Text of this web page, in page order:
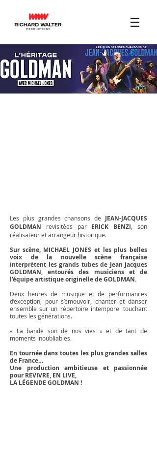
Les plus grandes chansons de JEAN-JACQUES
GOLDMAN revisitées par ERICK BENZI , son
réalisateur et arrangeur historique.
Sur scène, MICHAEL JONES et les plus belles
voix de la nouvelle scène française
interprètent les grands tubes de Jean Jacques
GOLDMAN, entourés des musiciens et de
l’équipe artistique originelle de GOLDMAN.
Deux heures de musique et de performances
d’exception, pour s’émouvoir, chanter et danser
ensemble sur un répertoire intemporel touchant
toutes les générations.
« La bande son de nos vies » et de tant de
moments inoubliables.
En tournée dans toutes les plus grandes salles
de France…
Une production ambitieuse et passionnée
pour REVIVRE, EN LIVE,
LA LÉGENDE GOLDMAN !